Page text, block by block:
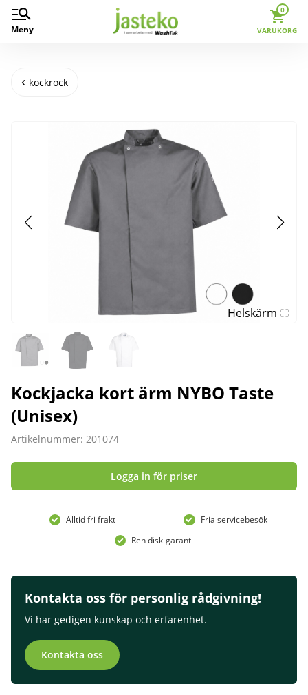
Meny
0
VARUKORG
kockrock
Helskärm
Kockjacka kort ärm NYBO Taste
(Unisex)
Artikelnummer: 201074
Logga in för priser
Alltid fri frakt
Fria servicebesök
Ren disk-garanti
Kontakta oss för personlig rådgivning!
Vi har gedigen kunskap och erfarenhet.
Kontakta oss